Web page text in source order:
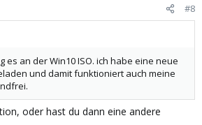
#8
es an der Win10 ISO. ich habe eine neue
und damit funktioniert auch meine
oder hast du dann eine andere